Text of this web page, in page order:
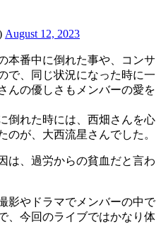
August 12, 2023
本番中に倒れた事や、コンサ
で、同じ状況になった時に一
んの優しさもメンバーの愛を
倒れた時には、西畑さんを心
のが、大西流星さんでした。
は、過労からの貧血だと言わ
影やドラマでメンバーの中で
、今回のライブではかなり体